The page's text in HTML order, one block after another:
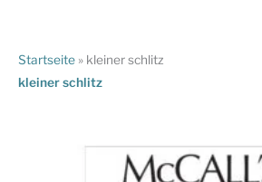
Startseite » kleiner schlitz
kleiner schlitz